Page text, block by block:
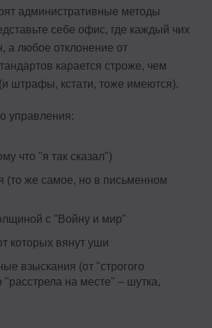
административные методы
себе офис, где каждый чих
а любое отклонение от
карается строже, чем
штрафы, кстати, тоже имеются).
управления:
что "я так сказал")
(то же самое, но в письменном
с "Войну и мир"
которых вянут уши
взыскания (от "строгого
"расстрела на месте" – шутка,